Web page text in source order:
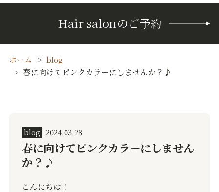
Hair salonのご予約
ホーム
blog
春に向けてピンクカラーにしませんか？♪
blog 2024.03.28
春に向けてピンクカラーにしません
か？♪
こんにちは！